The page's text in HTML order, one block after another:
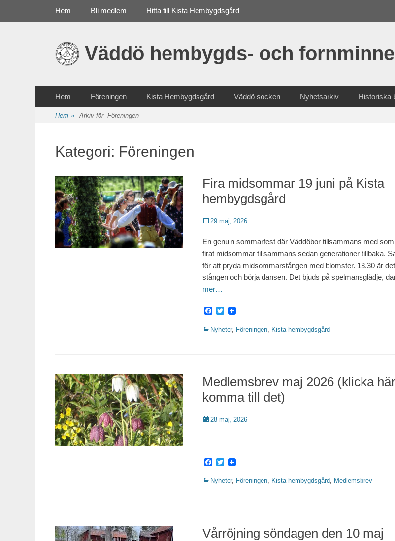
Väddö hembygds- och
Primär meny
Hem Bli medlem Hitta till Kista Hembygdsgård
Sekundär meny
innehåll
Hem Föreningen Kista Hembygdsgård Väddö socken Nyhetsarkiv Historiska
Hem » Arkiv för Föreningen
Kategori: Föreningen
Fira midsommar 19 juni på Kista
hembygdsgård
Publicerat
29 maj, 2026
En genuin sommarfest där Väddöbor tillsammans med
firat midsommar tillsammans sedan generationer tillbaka.
för att pryda midsommarstången med blomster. 13.30 är
stången och börja dansen. Det bjuds på spelmansglädje,
mer…
Facebook
Twitter
Kategorier
Nyheter, Föreningen, Kista hembygdsgård
Medlemsbrev maj 2026 (klicka
komma till det)
Publicerat
28 maj, 2026
Facebook
Twitter
Kategorier
Nyheter, Föreningen, Kista hembygdsgård, Medlemsbrev
Vårröjning söndagen den 10 maj